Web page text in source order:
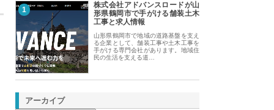
1
株式会社アドバンスロードが山
形県鶴岡市で手がける舗装土木
工事と求人情報
山形県鶴岡市で地域の道路基盤を支え
る企業として、舗装工事や土木工事を
手がける専門会社があります。地域住
民の生活を支える道…
アーカイブ